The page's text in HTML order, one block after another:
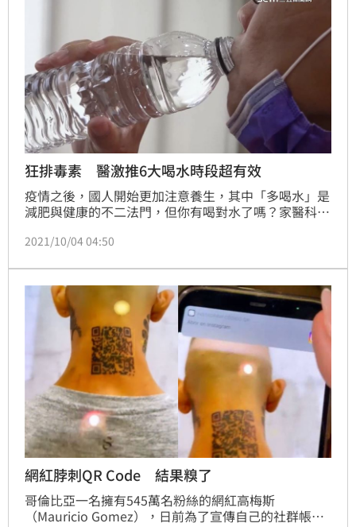
狂排毒素 醫激推6大喝水時段超有效
疫情之後，國人開始更加注意養生，其中「多喝水」是
減肥與健康的不二法門，但你有喝對水了嗎？家醫科醫
一天至少要攝取2000CC以上，或是「每公斤體重
才是最正確的呢？以下記好6個時段。
2021/10/04 04:50
網紅脖刺QR Code 結果糗了
哥倫比亞一名擁有545萬名粉絲的網紅高梅斯
（Mauricio Gomez），日前為了宣傳自己的社群帳